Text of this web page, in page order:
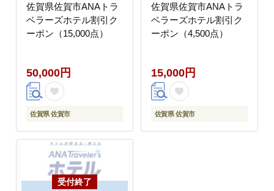
佐賀県佐賀市ANAトラ
ベラーズホテル割引ク
ーポン（15,000点）
50,000円
佐賀県 佐賀市
佐賀県佐賀市ANAトラ
ベラーズホテル割引ク
ーポン（4,500点）
15,000円
佐賀県 佐賀市